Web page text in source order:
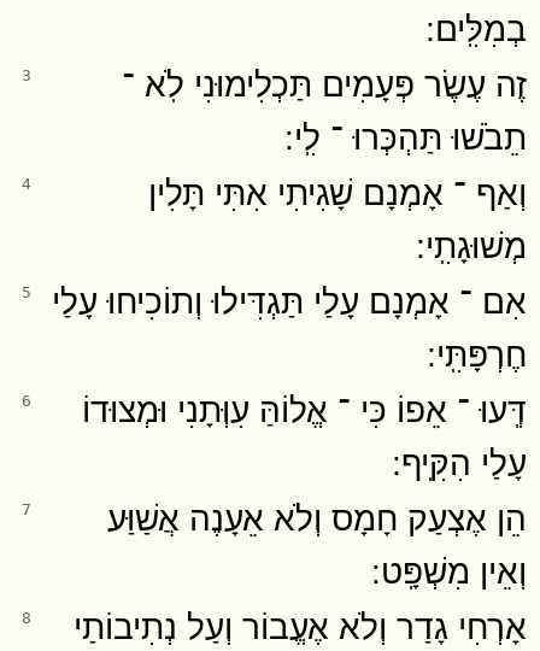
בְמִלִּֽים ׃
3
זֶה עֶשֶׂר פְּעָמִים תַּכְלִימוּנִי לֹֽא ־
תֵבֹשׁוּ תַּהְכְּרוּ ־ לִֽי ׃
4
וְאַף ־ אָמְנָם שָׁגִיתִי אִתִּי תָּלִין
מְשׁוּגָתִֽי ׃
5
אִם ־ אָמְנָם עָלַי תַּגְדִּילוּ וְתוֹכִיחוּ עָלַי
חֶרְפָּתִּֽי ׃
6
דְּֽעוּ ־ אֵפוֹ כִּי ־ אֱלוֹהַּ עִוְּתָנִי וּמְצוּדוֹ
עָלַי הִקִּֽיף ׃
7
הֵן אֶצְעַק חָמָס וְלֹא אֵעָנֶה אֲשַׁוַּע
וְאֵין מִשְׁפָּֽט ׃
8
אָרְחִי גָדַר וְלֹא אֶעֱבוֹר וְעַל נְתִיבוֹתַי